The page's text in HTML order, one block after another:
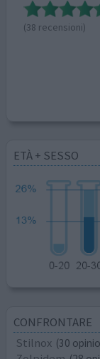
(38 recensioni)
ETÀ + SESSO
CONFRONTARE
Stilnox (30